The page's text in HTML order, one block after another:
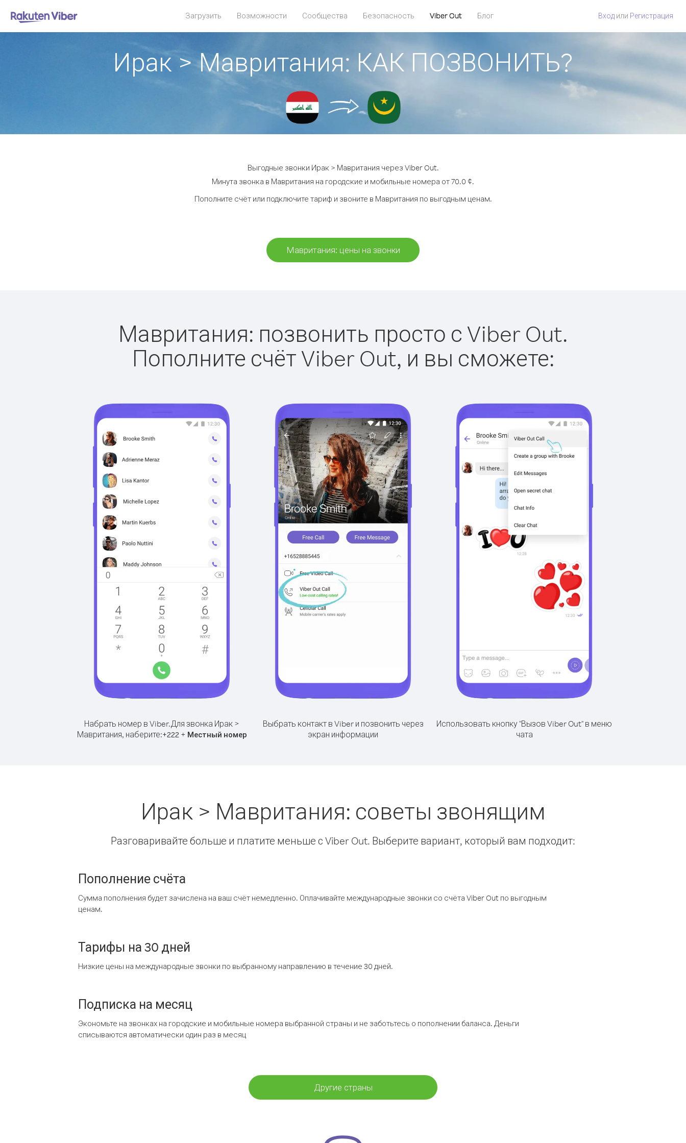
Загрузить Возможности Сообщества Безопасность Viber Out Блог Вход или Регистрация
Ирак > Мавритания: КАК ПОЗВОНИТЬ?
Выгодные звонки Ирак > Мавритания через Viber Out.
Минута звонка в Мавритания на городские и мобильные номера от 70.0 ¢.
Пополните счёт или подключите тариф и звоните в Мавритания по выгодным ценам.
Мавритания: цены на звонки
Мавритания: позвонить просто с Viber Out.
Пополните счёт Viber Out, и вы сможете:
Набрать номер в Viber.Для звонка Ирак >
Мавритания, наберите:+222+ Местный номер
Выбрать контакт в Viber и позвонить через
экран информации
Использовать кнопку "Вызов Viber Out" в меню
чата
Ирак > Мавритания: советы звонящим
Разговаривайте больше и платите меньше с Viber Out. Выберите вариант, который вам подходит:
Пополнение счёта
Сумма пополнения будет зачислена на ваш счёт немедленно. Оплачивайте международные звонки со счёта Viber Out по выгодным
ценам.
Тарифы на 30 дней
Низкие цены на международные звонки по выбранному направлению в течение 30 дней.
Подписка на месяц
Экономьте на звонках на городские и мобильные номера выбранной страны и не заботьтесь о пополнении баланса. Деньги
списываются автоматически один раз в месяц
Другие страны